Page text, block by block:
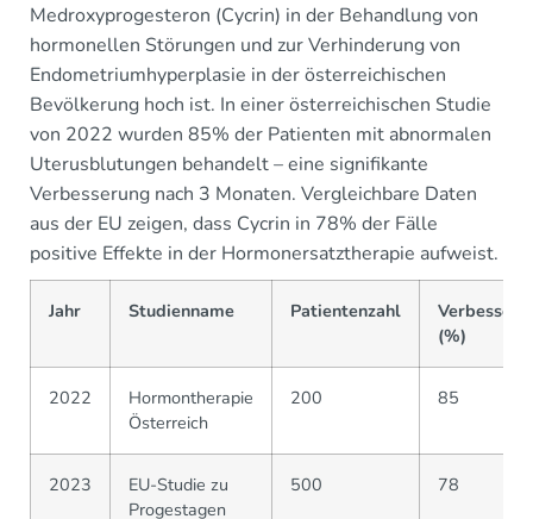
Medroxyprogesteron (Cycrin) in der Behandlung von
hormonellen Störungen und zur Verhinderung von
Endometriumhyperplasie in der österreichischen
Bevölkerung hoch ist. In einer österreichischen Studie
von 2022 wurden 85% der Patienten mit abnormalen
Uterusblutungen behandelt – eine signifikante
Verbesserung nach 3 Monaten. Vergleichbare Daten
aus der EU zeigen, dass Cycrin in 78% der Fälle
positive Effekte in der Hormonersatztherapie aufweist.
Jahr Studienname Patientenzahl
(%)
2022
Hormontherapie
Österreich
200 85
2023
EU-Studie zu
Progestagen
500 78